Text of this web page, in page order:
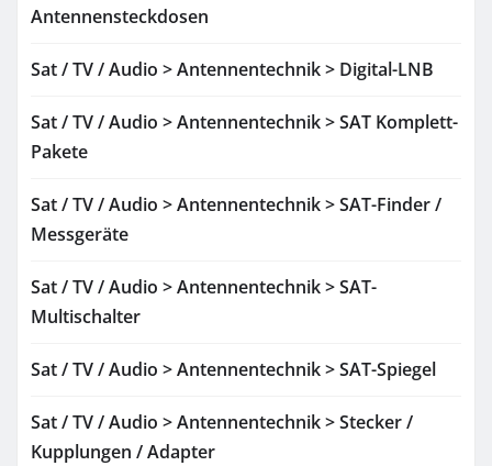
Antennensteckdosen
Sat / TV / Audio > Antennentechnik > Digital-LNB
Sat / TV / Audio > Antennentechnik > SAT Komplett-
Pakete
Sat / TV / Audio > Antennentechnik > SAT-Finder /
Messgeräte
Sat / TV / Audio > Antennentechnik > SAT-
Multischalter
Sat / TV / Audio > Antennentechnik > SAT-Spiegel
Sat / TV / Audio > Antennentechnik > Stecker /
Kupplungen / Adapter